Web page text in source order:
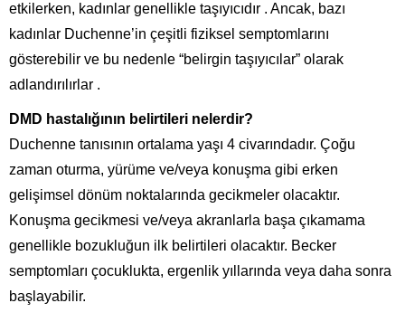
etkilerken, kadınlar genellikle taşıyıcıdır . Ancak, bazı
kadınlar Duchenne’in çeşitli fiziksel semptomlarını
gösterebilir ve bu nedenle “belirgin taşıyıcılar” olarak
adlandırılırlar .
DMD hastalığının belirtileri nelerdir?
Duchenne tanısının ortalama yaşı 4 civarındadır. Çoğu
zaman oturma, yürüme ve/veya konuşma gibi erken
gelişimsel dönüm noktalarında gecikmeler olacaktır.
Konuşma gecikmesi ve/veya akranlarla başa çıkamama
genellikle bozukluğun ilk belirtileri olacaktır. Becker
semptomları çocuklukta, ergenlik yıllarında veya daha sonra
başlayabilir.